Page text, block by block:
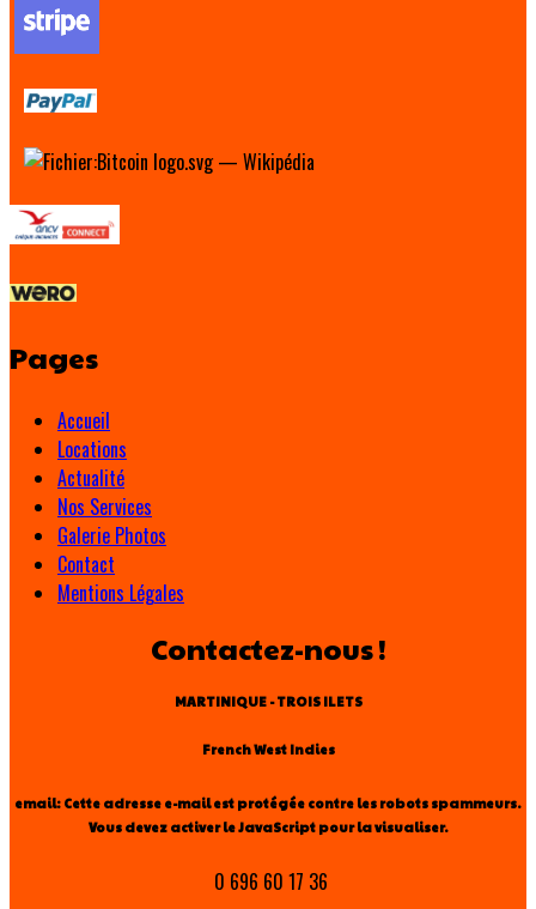
Pages
Accueil
Locations
Actualité
Nos Services
Galerie Photos
Contact
Mentions Légales
Contactez-nous !
MARTINIQUE - TROIS ILETS
French West Indies
email: Cette adresse e-mail est protégée contre les robots spammeurs.
Vous devez activer le JavaScript pour la visualiser.
0 696 60 17 36